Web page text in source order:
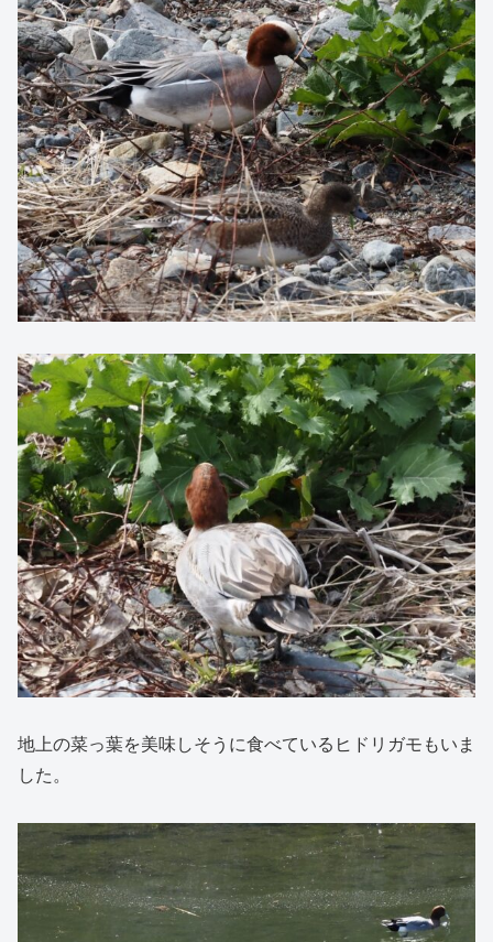
地上の菜っ葉を美味しそうに食べているヒドリガモもいま
した。